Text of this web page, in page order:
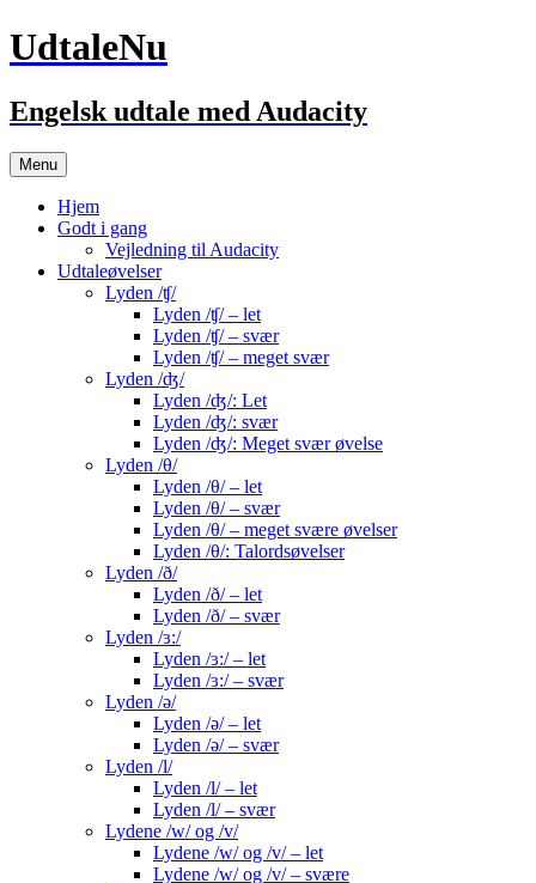
UdtaleNu
Engelsk udtale med Audacity
Menu Hop
til
indhold
Hjem
Godt i gang
Vejledning til Audacity
Udtaleøvelser
Lyden /ʧ/
Lyden /ʧ/ – let
Lyden /ʧ/ – svær
Lyden /ʧ/ – meget svær
Lyden /ʤ/
Lyden /ʤ/: Let
Lyden /ʤ/: svær
Lyden /ʤ/: Meget svær øvelse
Lyden /θ/
Lyden /θ/ – let
Lyden /θ/ – svær
Lyden /θ/ – meget svære øvelser
Lyden /θ/: Talordsøvelser
Lyden /ð/
Lyden /ð/ – let
Lyden /ð/ – svær
Lyden /ɜ:/
Lyden /ɜ:/ – let
Lyden /ɜ:/ – svær
Lyden /ə/
Lyden /ə/ – let
Lyden /ə/ – svær
Lyden /l/
Lyden /l/ – let
Lyden /l/ – svær
Lydene /w/ og /v/
Lydene /w/ og /v/ – let
Lydene /w/ og /v/ – svære